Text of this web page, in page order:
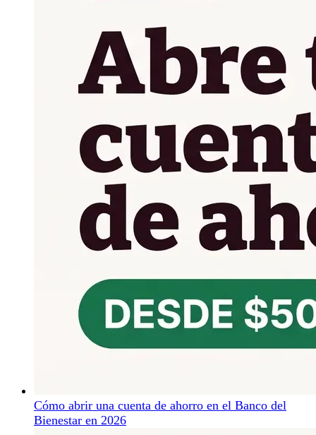
Cómo abrir una cuenta de ahorro en el Banco del
Bienestar en 2026